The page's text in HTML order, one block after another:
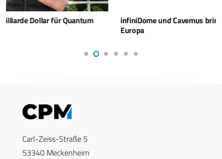
infiniDome und Cavemus bringen GNSS-Schutz nach
Carl-Zeiss-Straße 5
53340 Meckenheim